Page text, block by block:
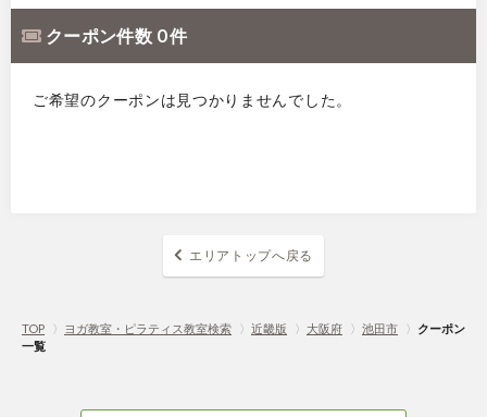
クーポン件数 0 件
ご希望のクーポンは見つかりませんでした。
エリアトップへ戻る
TOP 〉 ヨガ教室・ピラティス教室検索 〉 近畿版 〉 大阪府 〉 池田市 〉 クーポン
一覧